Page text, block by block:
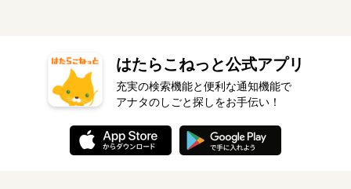
はたらこねっと公式アプリ
充実の検索機能と便利な通知機能で
アナタのしごと探しをお手伝い！